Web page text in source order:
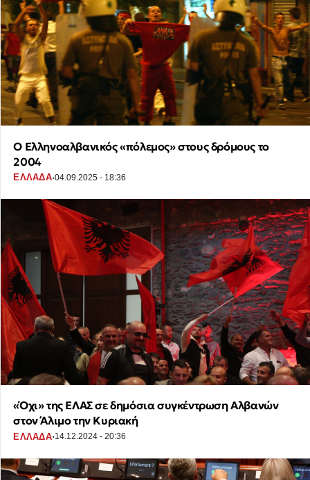
Ο Ελληνοαλβανικός «πόλεμος» στους δρόμους το
2004
ΕΛΛΑΔΑ·04.09.2025 - 18:36
«Όχι» της ΕΛΑΣ σε δημόσια συγκέντρωση Αλβανών
στον Άλιμο την Κυριακή
ΕΛΛΑΔΑ·14.12.2024 - 20:36